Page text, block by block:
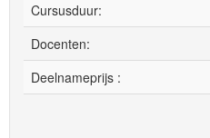
Contact
Over
Cursusduur:
Docenten:
Deelnameprijs :